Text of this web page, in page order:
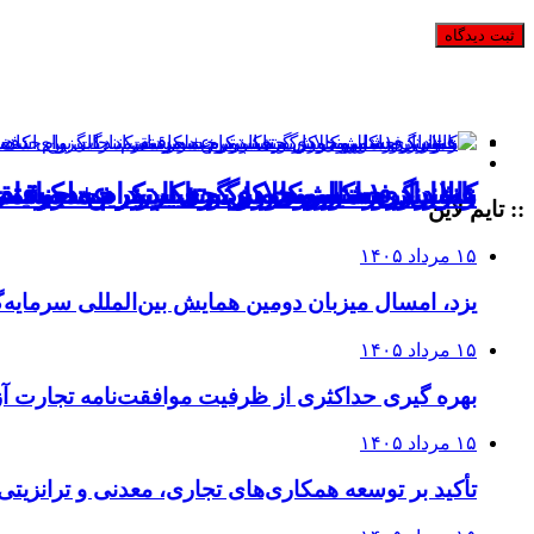
عبور از حضورمحوری و تاکید بر عملکرد
زمانبندی شارژ کالابرگ تغییر کرد +
کالابرگ ۱ میلیونی در نبرد با تورم سه‌رقمی
هشدار فراکسیون کارگری: پرداخت
بانوان روستایی خوش حساب‌ترین دریافت:: تایم لاین
۱۵ مرداد ۱۴۰۵
یزد، امسال میزبان دومین همایش بین‌المللی
۱۵ مرداد ۱۴۰۵
بهره گیری حداکثری از ظرفیت موافقت‌نامه تجارت
۱۵ مرداد ۱۴۰۵
تأکید بر توسعه همکاری‌های تجاری، معدنی و